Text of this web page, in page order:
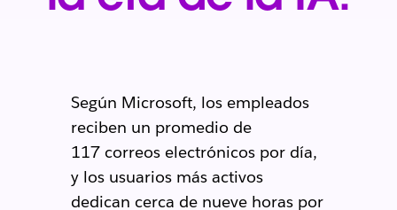
Según Microsoft, los empleados
reciben un promedio de
117 correos electrónicos por día,
y los usuarios más activos
dedican cerca de nueve horas por